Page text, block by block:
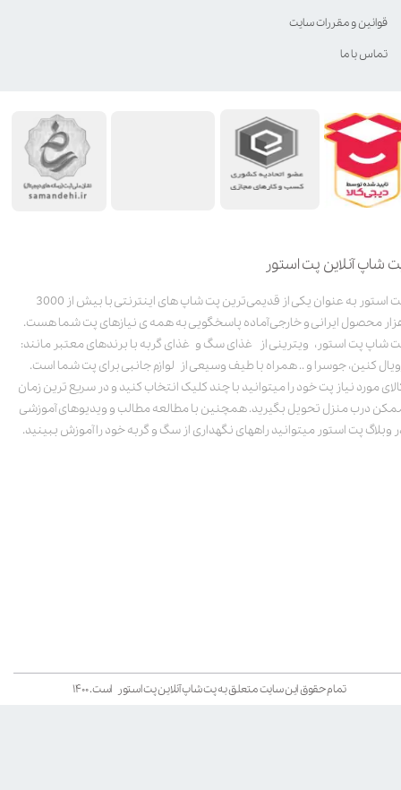
شاپ آنلاین پت استور
پت استور به عنوان یکی از قدیمی‌ترین پت شاپ های اینترنتی با بیش از 3000
محصول ایرانی و خارجی آماده پاسخگویی به همه ی نیازهای پت شما هست.
شاپ پت استور، ویترینی از غذای سگ و غذای گربه با برندهای معتبر مانند:
کنین، جوسرا و .. همراه با طیف وسیعی از لوازم جانبی برای پت شما است.
مورد نیاز پت خود را میتوانید با چند کلیک انتخاب کنید و در سریع ترین زمان
درب منزل تحویل بگیرید. همچنین با مطالعه مطالب و ویدیوهای آموزشی
وبلاگ پت استور میتوانید راههای نگهداری از سگ و گربه خود را آموزش ببینید.
تمام حقوق این سایت متعلق به پت شاپ آنلاین پت استور است. ۱۴۰۰
قوانین و مقررات سایت
تماس با ما